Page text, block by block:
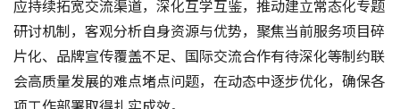
应持续拓宽交流渠道，深化互学互鉴，推动建立常态化专题
研讨机制，客观分析自身资源与优势，聚焦当前服务项目碎
片化、品牌宣传覆盖不足、国际交流合作有待深化等制约联
会高质量发展的难点堵点问题，在动态中逐步优化，确保各